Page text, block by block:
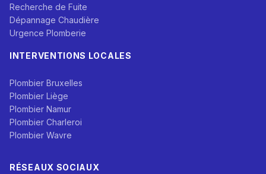
Recherche de Fuite
Dépannage Chaudière
Urgence Plomberie
INTERVENTIONS LOCALES
Plombier Bruxelles
Plombier Liège
Plombier Namur
Plombier Charleroi
Plombier Wavre
RÉSEAUX SOCIAUX